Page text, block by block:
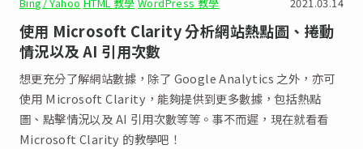
使用 Microsoft Clarity 分析網站熱點圖、捲動
情況以及 AI 引用次數
想更充分了解網站數據，除了 Google Analytics 之外，亦可
使用 Microsoft Clarity，能夠提供到更多數據，包括熱點
圖、點擊情況以及 AI 引用次數等等。事不而遲，現在就看看
Microsoft Clarity 的教學吧！